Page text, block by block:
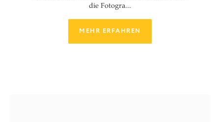
die Fotogra...
MEHR ERFAHREN